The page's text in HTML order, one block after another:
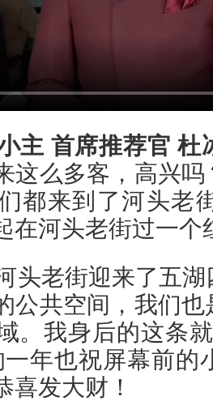
主 首席推荐官 杜
这么多客，高兴
都来到了河头老
在河头老街过一个
头老街迎来了五
公共空间，我们
。我身后的这条
年也祝屏幕前的
喜发大财！